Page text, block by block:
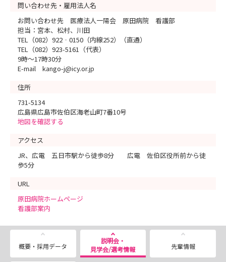
【提出方法】
本人持参、郵送 いずれでも可
※日程の調整がつかない方は個別の対応も可能ですので、下記連
絡先までお問い合わせください
【お問い合わせ先】
〒731-5134 広島市佐伯区海老山町7-10
TEL（直通）082-922-0150（内線252）
（代表）082-923-5161
※直通電話受付時間 8時30分～17時30分
担当 宮本、松村、川田
問い合わせ先・雇用法人名
お問い合わせ先 医療法人一陽会 原田病院 看護部
担当：宮本、松村、川田
TEL（082）922‐0150（内線252）（直通）
TEL（082）923-5161（代表）
9時～17時30分
E-mail kango-j@icy.or.jp
住所
731-5134
広島県広島市佐伯区海老山町7番10号
地図を確認する
アクセス
JR、広電 五日市駅から徒歩8分 広電 佐伯区役所前から徒
歩5分
URL
原田病院ホームページ
看護部案内
概要・採用データ
説明会・
見学会/選考情報
先輩情報